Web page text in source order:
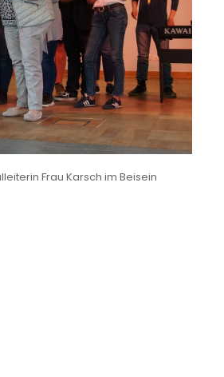
Frau Karsch im Beisein